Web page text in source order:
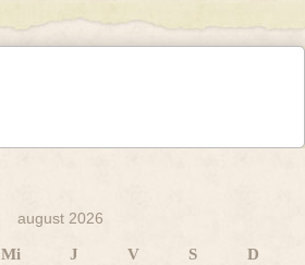
august 2026
Mi J V S
D